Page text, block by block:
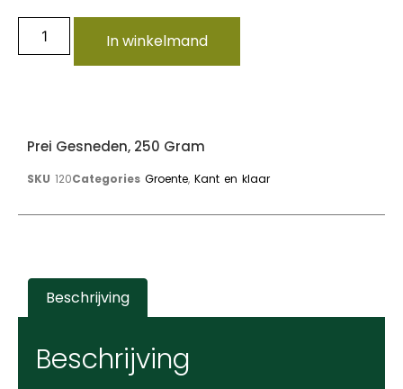
In winkelmand
Prei Gesneden, 250 Gram
SKU 120Categories Groente, Kant en klaar
Beschrijving
Beschrijving